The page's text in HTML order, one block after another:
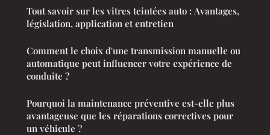
Tout savoir sur les vitres teintées auto : Avantages,
législation, application et entretien
Comment le choix d'une transmission manuelle ou
automatique peut influencer votre expérience de
conduite ?
Pourquoi la maintenance préventive est-elle plus
avantageuse que les réparations correctives pour
un véhicule ?